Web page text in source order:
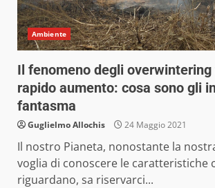
Ambiente
Il fenomeno degli
rapido aumento: cosa sono gli
fantasma
Guglielmo Allochis 24 Maggio 2021
Il nostro Pianeta, nonostante la
voglia di conoscere le caratteristiche
riguardano, sa riservarci...